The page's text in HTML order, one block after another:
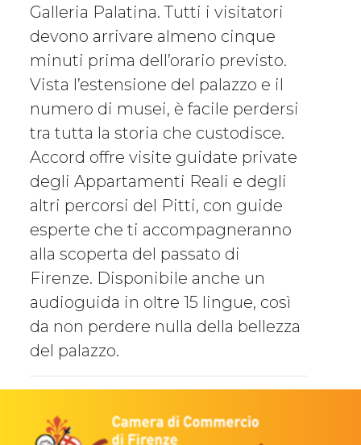
Galleria Palatina. Tutti i visitatori
devono arrivare almeno cinque
minuti prima dell’orario previsto.
Vista l’estensione del palazzo e il
numero di musei, è facile perdersi
tra tutta la storia che custodisce.
Accord offre visite guidate private
degli Appartamenti Reali e degli
altri percorsi del Pitti, con guide
esperte che ti accompagneranno
alla scoperta del passato di
Firenze. Disponibile anche un
audioguida in oltre 15 lingue, così
da non perdere nulla della bellezza
del palazzo.